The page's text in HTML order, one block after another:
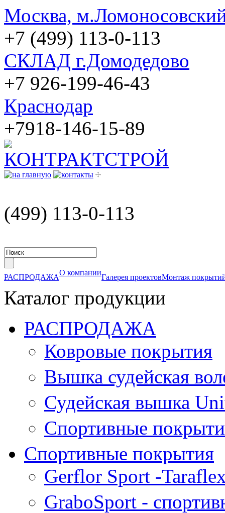
Москва,
+7 (499) 113-0-113
СКЛАД г.Домодедово
+7 926-199-46-43
Краснодар
+7918-146-15-89
(499) 113-0-113
РАСПРОДАЖА
О компании
Галерея проектовМонтаж
Каталог продукции
РАСПРОДАЖА
Ковровые покрытия
Вышка судейская
Судейская вышка
Cпортивные
Спортивные покрытия
Gerflor Sport -
GraboSport -